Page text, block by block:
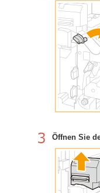
Öffnen Sie